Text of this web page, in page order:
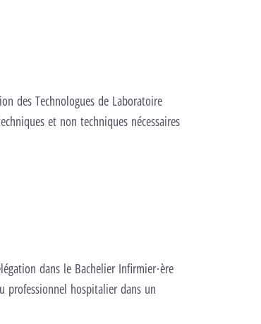
des Technologues de Laboratoire
et non techniques nécessaires
dans le Bachelier Infirmier·ère
professionnel hospitalier dans un